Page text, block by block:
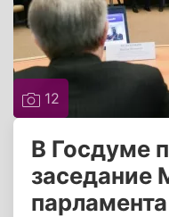
12
В Госдуме
заседание
парламента